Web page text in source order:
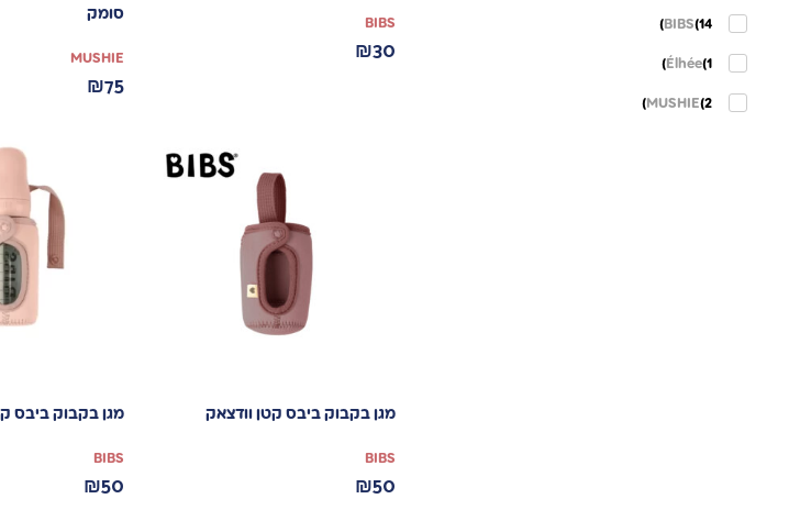
BIBS(14)
Élhée(1)
MUSHIE(2)
BIBS
₪30
סומק
MUSHIE
₪75
מגן בקבוק ביבס קטן וודצאק
BIBS
₪50
מגן בקבוק ביבס
BIBS
₪50